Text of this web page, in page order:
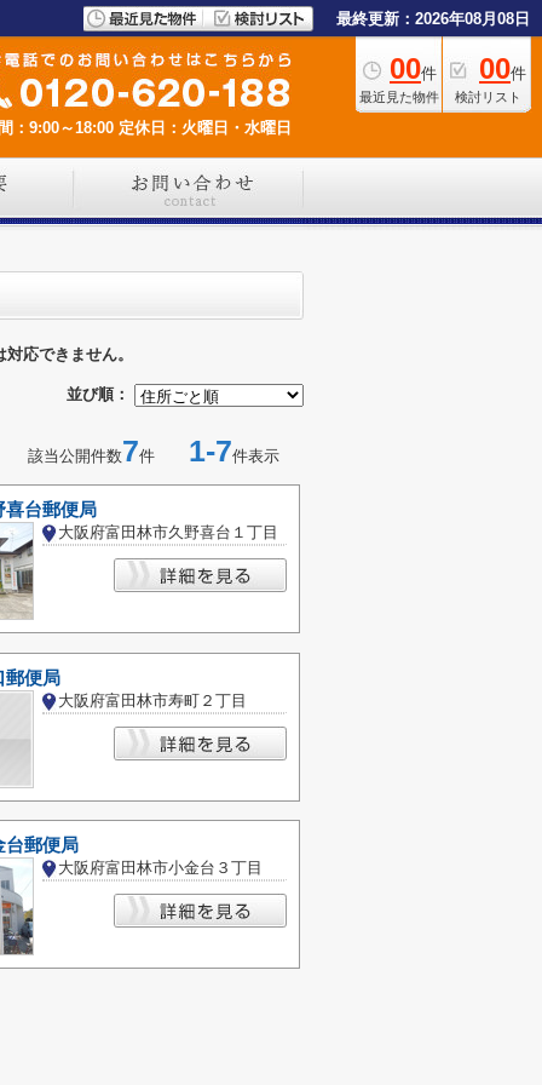
最終更新：2026年08月08日
00件
最近見た物件
00件
検討リスト
：9:00～18:00 定休日：火曜日・水曜日
応できません。
並び順：
該当公開件数7件 1-7件表示
喜台郵便局
大阪府富田林市久野喜台１丁目
郵便局
大阪府富田林市寿町２丁目
台郵便局
大阪府富田林市小金台３丁目